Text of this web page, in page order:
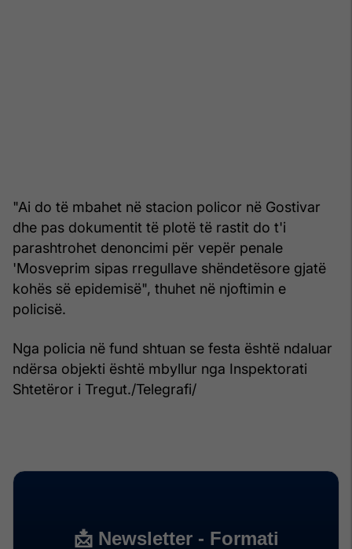
"Ai do të mbahet në stacion policor në Gostivar
dhe pas dokumentit të plotë të rastit do t'i
parashtrohet denoncimi për vepër penale
'Mosveprim sipas rregullave shëndetësore gjatë
kohës së epidemisë", thuhet në njoftimin e
policisë.
Nga policia në fund shtuan se festa është ndaluar
ndërsa objekti është mbyllur nga Inspektorati
Shtetëror i Tregut./Telegrafi/